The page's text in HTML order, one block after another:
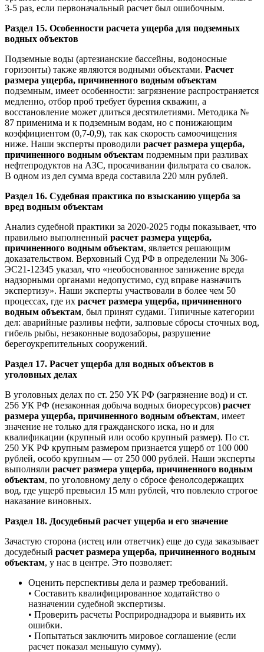
3-5 раз, если первоначальный расчет был ошибочным.
Раздел 15. Особенности расчета ущерба для подземных
водных объектов
Подземные воды (артезианские бассейны, водоносные
горизонты) также являются водными объектами. Расчет
размера ущерба, причиненного водным объектам
подземным, имеет особенности: загрязнение распространяется
медленно, отбор проб требует бурения скважин, а
восстановление может длиться десятилетиями. Методика №
87 применима и к подземным водам, но с понижающим
коэффициентом (0,7-0,9), так как скорость самоочищения
ниже. Наши эксперты проводили расчет размера ущерба,
причиненного водным объектам подземным при разливах
нефтепродуктов на АЗС, просачивании фильтрата со свалок.
В одном из дел сумма вреда составила 220 млн рублей.
Раздел 16. Судебная практика по взысканию ущерба за
вред водным объектам
Анализ судебной практики за 2020-2025 годы показывает, что
правильно выполненный расчет размера ущерба,
причиненного водным объектам, является решающим
доказательством. Верховный Суд РФ в определении № 306-
ЭС21-12345 указал, что «необоснованное занижение вреда
надзорными органами недопустимо, суд вправе назначить
экспертизу». Наши эксперты участвовали в более чем 50
процессах, где их расчет размера ущерба, причиненного
водным объектам, был принят судами. Типичные категории
дел: аварийные разливы нефти, залповые сбросы сточных вод,
гибель рыбы, незаконные водозаборы, разрушение
берегоукрепительных сооружений.
Раздел 17. Расчет ущерба для водных объектов в
уголовных делах
В уголовных делах по ст. 250 УК РФ (загрязнение вод) и ст.
256 УК РФ (незаконная добыча водных биоресурсов) расчет
размера ущерба, причиненного водным объектам, имеет
значение не только для гражданского иска, но и для
квалификации (крупный или особо крупный размер). По ст.
250 УК РФ крупным размером признается ущерб от 100 000
рублей, особо крупным — от 250 000 рублей. Наши эксперты
выполняли расчет размера ущерба, причиненного водным
объектам, по уголовному делу о сбросе фенолсодержащих
вод, где ущерб превысил 15 млн рублей, что повлекло строгое
наказание виновных.
Раздел 18. Досудебный расчет ущерба и его значение
Зачастую сторона (истец или ответчик) еще до суда заказывает
досудебный расчет размера ущерба, причиненного водным
объектам, у нас в центре. Это позволяет:
Оценить перспективы дела и размер требований.
• Составить квалифицированное ходатайство о
назначении судебной экспертизы.
• Проверить расчеты Росприроднадзора и выявить их
ошибки.
• Попытаться заключить мировое соглашение (если
расчет показал меньшую сумму).